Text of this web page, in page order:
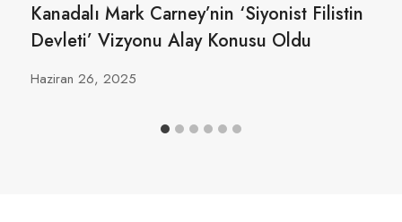
Kanadalı Mark Carney’nin ‘Siyonist Filistin
Devleti’ Vizyonu Alay Konusu Oldu
Haziran 26, 2025